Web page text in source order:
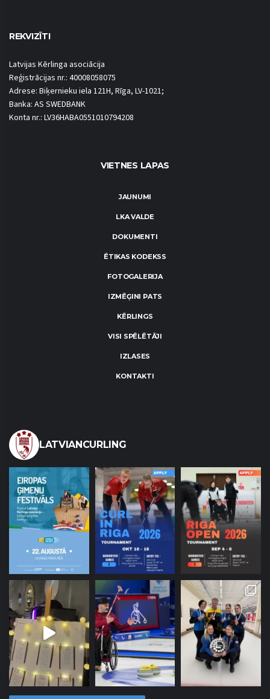
REKVIZĪTI
Latvijas Kērlinga asociācija
Reģistrācijas nr.: 40008058075
Adrese: Biķernieku iela 121H, Rīga, LV-1021;
Banka: AS SWEDBANK
Konta nr.: LV36HABA0551010794208
VIETNES LAPAS
JAUNUMI
LKA VALDE
DOKUMENTI
ĒTIKAS KODEKSS
FOTOGALERIJA
IZMĒĢINI PATS
KĒRLINGS
VISI SPĒLĒTĀJI
IZLASES
KONTAKTI
LATVIANCURLING